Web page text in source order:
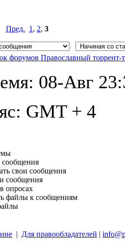
Пред. 1 , 2, 3
форумов Православный торрент-
08-Авг
GMT + 4
сообщения
свои сообщения
сообщения
опросах
файлы к сообщениям
| Для правообладателей |